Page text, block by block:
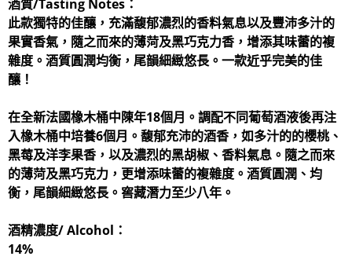
酒質/Tasting Notes：
此款獨特的佳釀，充滿馥郁濃烈的香料氣息以及豐沛多汁的
果實香氣，隨之而來的薄菏及黑巧克力香，增添其味蕾的複
雜度。酒質圓潤均衡，尾韻細緻悠長。一款近乎完美的佳
釀！
在全新法國橡木桶中陳年18個月。調配不同葡萄酒液後再注
入橡木桶中培養6個月。馥郁充沛的酒香，如多汁的的櫻桃、
黑莓及洋李果香，以及濃烈的黑胡椒、香料氣息。隨之而來
的薄菏及黑巧克力，更增添味蕾的複雜度。酒質圓潤、均
衡，尾韻細緻悠長。窖藏潛力至少八年。
酒精濃度/ Alcohol：
14%